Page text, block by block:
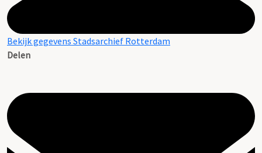
Bekijk gegevens Stadsarchief Rotterdam
Delen